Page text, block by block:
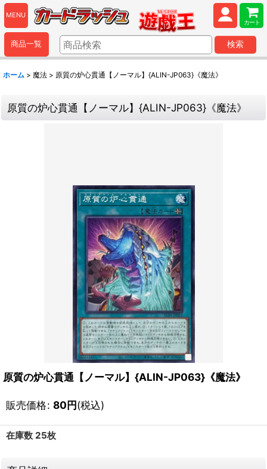
MENU
カート
商品一覧 検索
ホーム > 魔法 > 原質の炉心貫通【ノーマル】{ALIN-JP063}《魔法》
原質の炉心貫通【ノーマル】{ALIN-JP063}《魔法》
原質の炉心貫通【ノーマル】{ALIN-JP063}《魔法》
販売価格: 80円(税込)
在庫数 25枚